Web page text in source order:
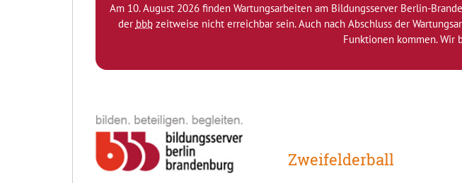
Am 10. August 2026 finden Wartungsarbeiten am Bildungsserver Berlin-
der bbbzeitweise nicht erreichbar sein. Auch nach Abschluss der
Funktionen kommen. Wir
Zweifelderball